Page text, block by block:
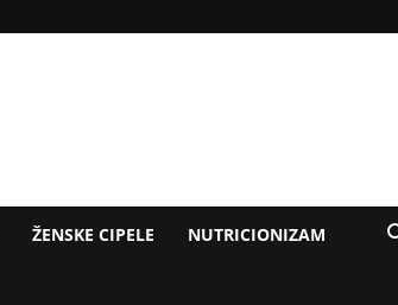
ŽENSKE CIPELE NUTRICIONIZAM